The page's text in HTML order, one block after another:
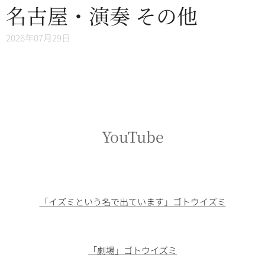
名古屋・演奏 その他
2026年07月29日
YouTube
「イズミという名で出ています」ゴトウイズミ
「劇場」ゴトウイズミ